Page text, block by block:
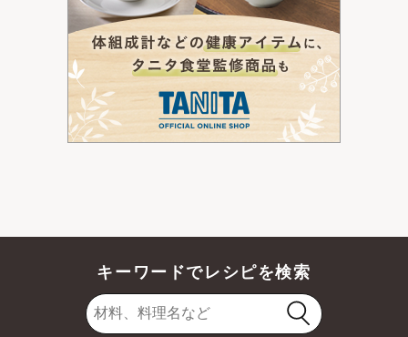
キーワードでレシピを検索